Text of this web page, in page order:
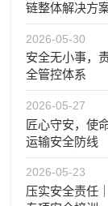
链整体解决方
2026-05-30
安全无小事，
全管控体系
2026-05-27
匠心守安，使
运输安全防线
2026-05-23
压实安全责任